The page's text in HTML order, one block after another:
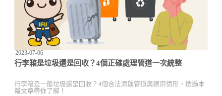
2023-07-06
行李箱是垃圾還是回收？4個正確處理管道一次統整
行李箱是一般垃圾還是回收？4個合法清運管道與適用情形，透過本
篇文章帶你了解！